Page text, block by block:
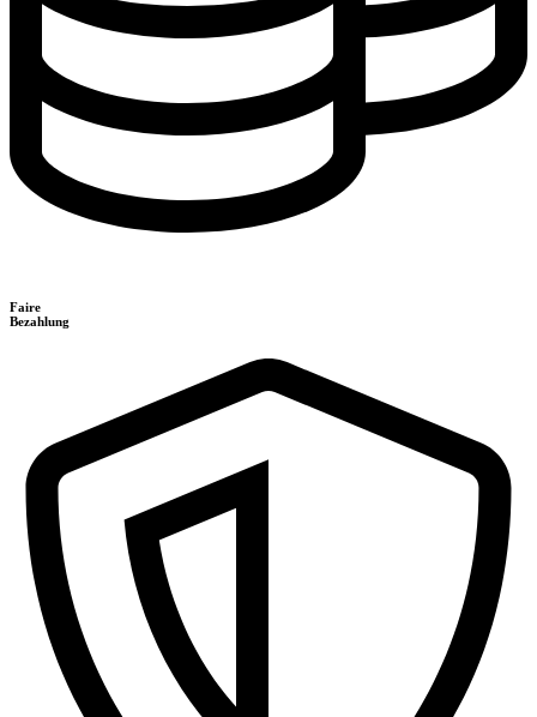
Faire
Bezahlung